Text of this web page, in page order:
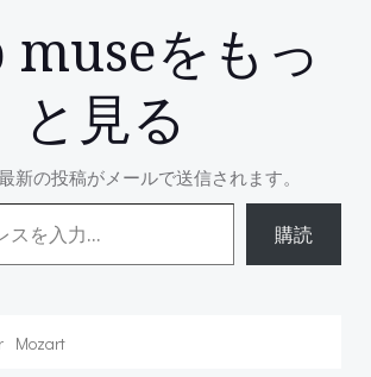
museをもっ
と見る
新の投稿がメールで送信されます。
購読
Mozart